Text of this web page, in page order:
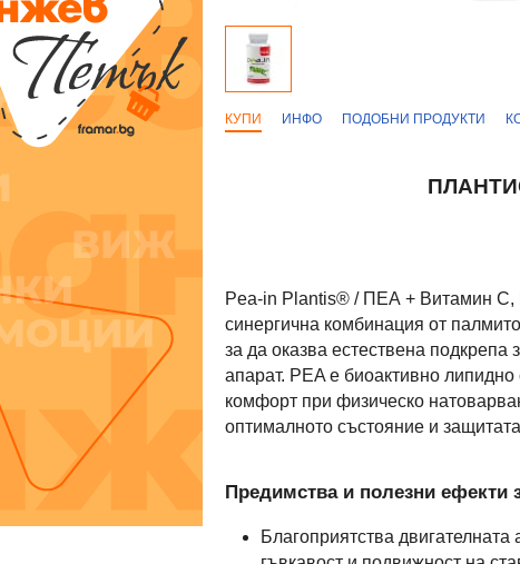
КУПИ ИНФО ПОДОБНИ ПРОДУКТИ
Pea-in Plantis® / ПЕА + Витамин С,
синергична комбинация от
за да оказва естествена
апарат. PEA е биоактивно
комфорт при физическо
оптималното състояние и
Предимства и полезни ефекти
Благоприятства